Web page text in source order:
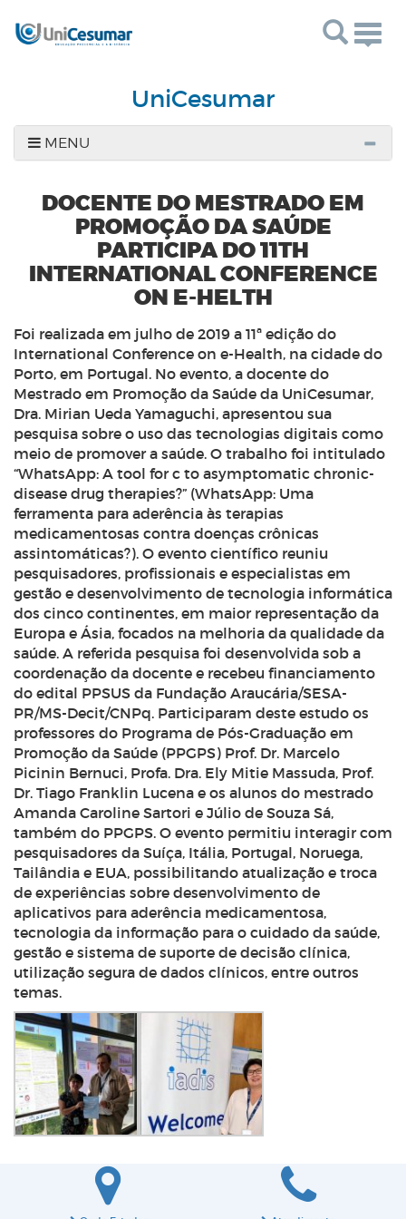
UniCesumar
MENU
DOCENTE DO MESTRADO EM
PROMOÇÃO DA SAÚDE
PARTICIPA DO 11TH
INTERNATIONAL CONFERENCE
ON E-HELTH
Foi realizada em julho de 2019 a 11ª edição do
International Conference on e-Health, na cidade do
Porto, em Portugal. No evento, a docente do
Mestrado em Promoção da Saúde da UniCesumar,
Dra. Mirian Ueda Yamaguchi, apresentou sua
pesquisa sobre o uso das tecnologias digitais como
meio de promover a saúde. O trabalho foi intitulado
“WhatsApp: A tool for c to asymptomatic chronic-
disease drug therapies?” (WhatsApp: Uma
ferramenta para aderência às terapias
medicamentosas contra doenças crônicas
assintomáticas?). O evento científico reuniu
pesquisadores, profissionais e especialistas em
gestão e desenvolvimento de tecnologia informática
dos cinco continentes, em maior representação da
Europa e Ásia, focados na melhoria da qualidade da
saúde. A referida pesquisa foi desenvolvida sob a
coordenação da docente e recebeu financiamento
do edital PPSUS da Fundação Araucária/SESA-
PR/MS-Decit/CNPq. Participaram deste estudo os
professores do Programa de Pós-Graduação em
Promoção da Saúde (PPGPS) Prof. Dr. Marcelo
Picinin Bernuci, Profa. Dra. Ely Mitie Massuda, Prof.
Dr. Tiago Franklin Lucena e os alunos do mestrado
Amanda Caroline Sartori e Júlio de Souza Sá,
também do PPGPS. O evento permitiu interagir com
pesquisadores da Suíça, Itália, Portugal, Noruega,
Tailândia e EUA, possibilitando atualização e troca
de experiências sobre desenvolvimento de
aplicativos para aderência medicamentosa,
tecnologia da informação para o cuidado da saúde,
gestão e sistema de suporte de decisão clínica,
utilização segura de dados clínicos, entre outros
temas.